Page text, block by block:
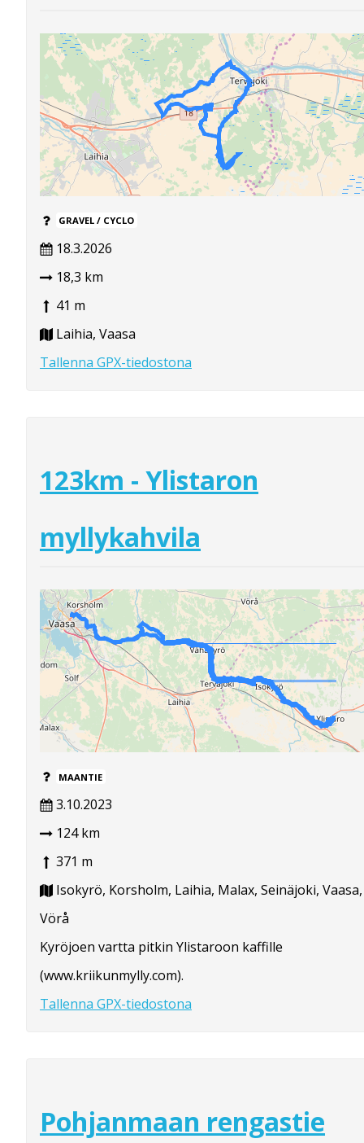
GRAVEL / CYCLO
18.3.2026
18,3 km
41 m
Laihia, Vaasa
Tallenna GPX-tiedostona
123km - Ylistaron
myllykahvila
MAANTIE
3.10.2023
124 km
371 m
Isokyrö, Korsholm, Laihia, Malax, Seinäjoki, Vaasa,
Vörå
Kyröjoen vartta pitkin Ylistaroon kaffille
(www.kriikunmylly.com).
Tallenna GPX-tiedostona
Pohjanmaan rengastie